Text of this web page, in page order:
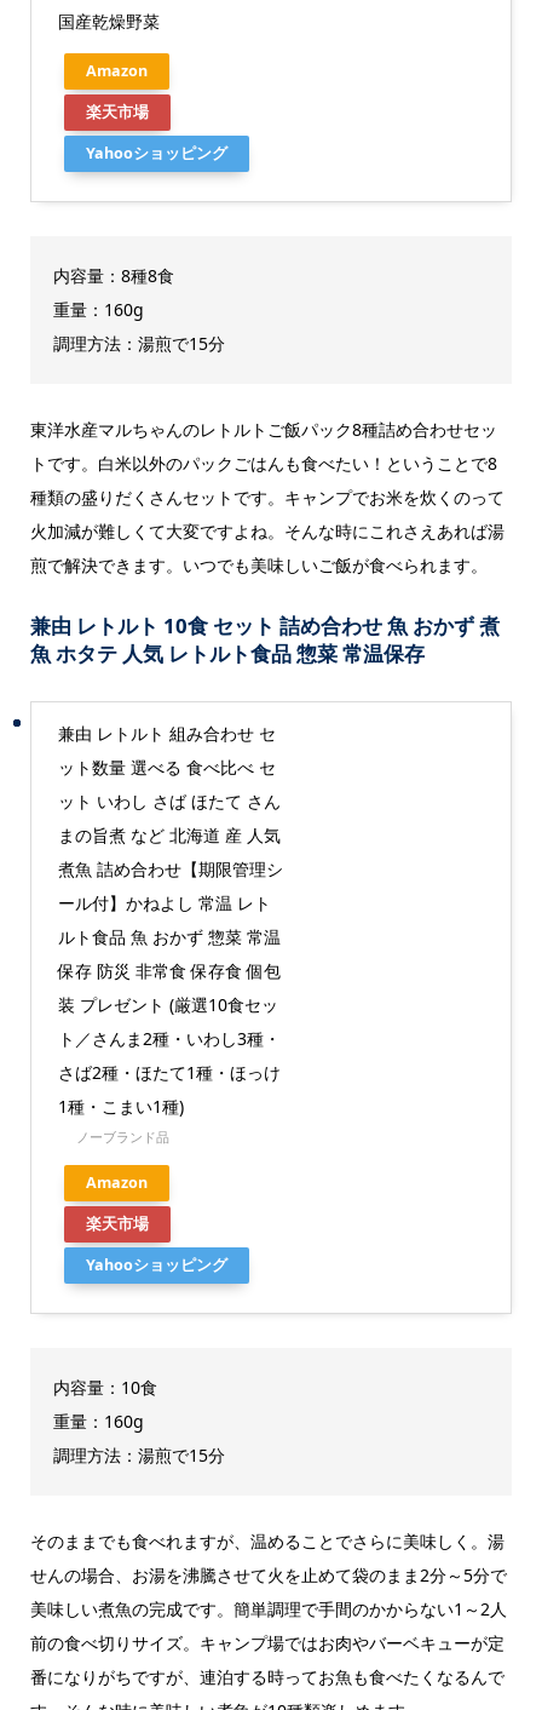
国産乾燥野菜
Amazon
楽天市場
Yahooショッピング
内容量：8種8食
重量：‎160g
調理方法：湯煎で15分
東洋水産マルちゃんのレトルトご飯パック8種詰め合わせセッ
トです。白米以外のパックごはんも食べたい！ということで8
種類の盛りだくさんセットです。キャンプでお米を炊くのって
火加減が難しくて大変ですよね。そんな時にこれさえあれば湯
煎で解決できます。いつでも美味しいご飯が食べられます。
兼由 レトルト 10食 セット 詰め合わせ 魚 おかず 煮
魚 ホタテ 人気 レトルト食品 惣菜 常温保存
兼由 レトルト 組み合わせ セ
ット数量 選べる 食べ比べ セ
ット いわし さば ほたて さん
まの旨煮 など 北海道 産 人気
煮魚 詰め合わせ【期限管理シ
ール付】かねよし 常温 レト
ルト食品 魚 おかず 惣菜 常温
保存 防災 非常食 保存食 個包
装 プレゼント (厳選10食セッ
ト／さんま2種・いわし3種・
さば2種・ほたて1種・ほっけ
1種・こまい1種)
ノーブランド品
Amazon
楽天市場
Yahooショッピング
内容量：10食
重量：‎160g
調理方法：湯煎で15分
そのままでも食べれますが、温めることでさらに美味しく。湯
せんの場合、お湯を沸騰させて火を止めて袋のまま2分～5分で
美味しい煮魚の完成です。簡単調理で手間のかからない1～2人
前の食べ切りサイズ。キャンプ場ではお肉やバーベキューが定
番になりがちですが、連泊する時ってお魚も食べたくなるんで